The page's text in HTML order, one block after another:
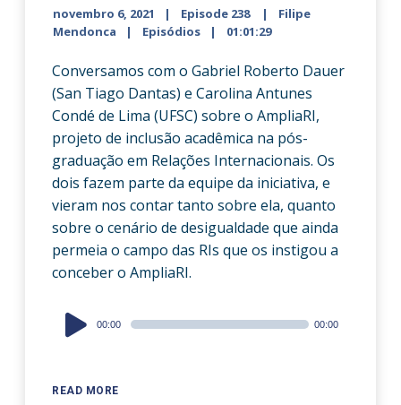
novembro 6, 2021 Episode 238
Filipe
Mendonca
Episódios 01:01:29
Conversamos com o Gabriel Roberto Dauer
(San Tiago Dantas) e Carolina Antunes
Condé de Lima (UFSC) sobre o AmpliaRI,
projeto de inclusão acadêmica na pós-
graduação em Relações Internacionais. Os
dois fazem parte da equipe da iniciativa, e
vieram nos contar tanto sobre ela, quanto
sobre o cenário de desigualdade que ainda
permeia o campo das RIs que os instigou a
conceber o AmpliaRI.
READ MORE
Audio
Player
00:00 00:00